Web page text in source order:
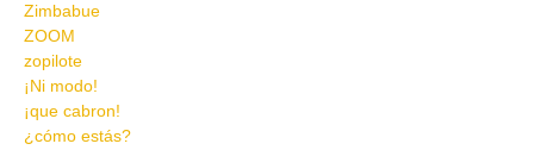
Zimbabue
ZOOM
zopilote
¡Ni modo!
¡que cabron!
¿cómo estás?